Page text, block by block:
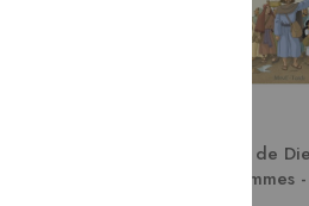
Histoire de
hommes